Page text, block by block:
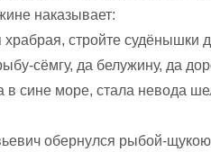
наказывает:
стройте судёнышки
сёмгу, да белужину, да
сине море, стала невода
обернулся рыбой-